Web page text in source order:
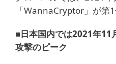
「WannaCryptor」が第1
■日本国内では2021年11
攻撃のピーク